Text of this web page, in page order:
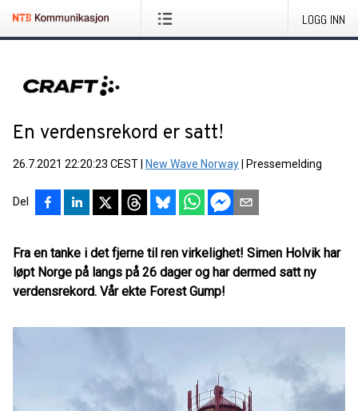
LOGG INN
En verdensrekord er satt!
26.7.2021 22:20:23 CEST New Wave Norway Pressemelding
Del
Fra en tanke i det fjerne til ren virkelighet! Simen Holvik har
løpt Norge på langs på 26 dager og har dermed satt ny
verdensrekord. Vår ekte Forest Gump!